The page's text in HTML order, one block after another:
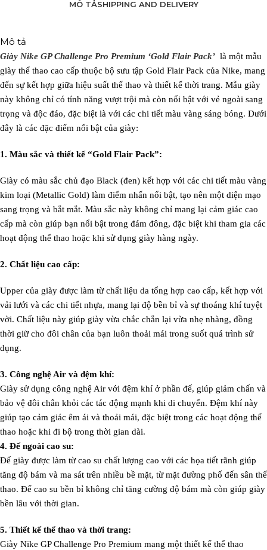
MÔ TẢSHIPPING AND DELIVERY
Mô tả
Giày Nike GP Challenge Pro Premium ‘Gold Flair Pack’ là một mẫu
giày thể thao cao cấp thuộc bộ sưu tập Gold Flair Pack của Nike, mang
đến sự kết hợp giữa hiệu suất thể thao và thiết kế thời trang. Mẫu giày
này không chỉ có tính năng vượt trội mà còn nổi bật với vẻ ngoài sang
trọng và độc đáo, đặc biệt là với các chi tiết màu vàng sáng bóng. Dưới
đây là các đặc điểm nổi bật của giày:
1. Màu sắc và thiết kế “Gold Flair Pack”:
Giày có màu sắc chủ đạo Black (đen) kết hợp với các chi tiết màu vàng
kim loại (Metallic Gold) làm điểm nhấn nổi bật, tạo nên một diện mạo
sang trọng và bắt mắt. Màu sắc này không chỉ mang lại cảm giác cao
cấp mà còn giúp bạn nổi bật trong đám đông, đặc biệt khi tham gia các
hoạt động thể thao hoặc khi sử dụng giày hàng ngày.
2. Chất liệu cao cấp:
Upper của giày được làm từ chất liệu da tổng hợp cao cấp, kết hợp với
vải lưới và các chi tiết nhựa, mang lại độ bền bỉ và sự thoáng khí tuyệt
vời. Chất liệu này giúp giày vừa chắc chắn lại vừa nhẹ nhàng, đồng
thời giữ cho đôi chân của bạn luôn thoải mái trong suốt quá trình sử
dụng.
3. Công nghệ Air và đệm khí:
Giày sử dụng công nghệ Air với đệm khí ở phần đế, giúp giảm chấn và
bảo vệ đôi chân khỏi các tác động mạnh khi di chuyển. Đệm khí này
giúp tạo cảm giác êm ái và thoải mái, đặc biệt trong các hoạt động thể
thao hoặc khi đi bộ trong thời gian dài.
4. Đế ngoài cao su:
Đế giày được làm từ cao su chất lượng cao với các họa tiết rãnh giúp
tăng độ bám và ma sát trên nhiều bề mặt, từ mặt đường phố đến sân thể
thao. Đế cao su bền bỉ không chỉ tăng cường độ bám mà còn giúp giày
bền lâu với thời gian.
5. Thiết kế thể thao và thời trang:
Giày Nike GP Challenge Pro Premium mang một thiết kế thể thao